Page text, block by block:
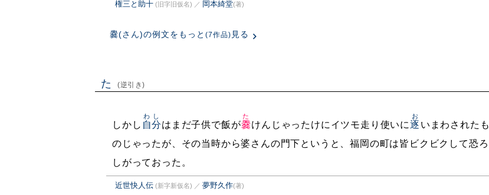
権三と助十 (旧字旧仮名) ／ 岡本綺堂(著)
爨(さん)の例文をもっと (7作品) 見る
た (逆引き)
しかし 自分
わし
はまだ子供で飯が爨
た
けんじゃったけにイツモ走り使いに 逐
お
いまわされたも
のじゃったが、その当時から婆さんの門下というと、福岡の町は皆ビクビクして恐ろ
しがっておった。
近世快人伝 (新字新仮名) ／ 夢野久作(著)